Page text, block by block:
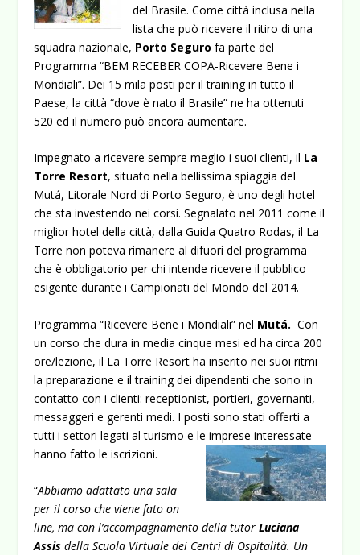
del Brasile. Come città inclusa nella
lista che può ricevere il ritiro di una
squadra nazionale, Porto Seguro fa parte del
Programma “BEM RECEBER COPA-Ricevere Bene i
Mondiali”. Dei 15 mila posti per il training in tutto il
Paese, la città “dove è nato il Brasile” ne ha ottenuti
520 ed il numero può ancora aumentare.
Impegnato a ricevere sempre meglio i suoi clienti, il La
Torre Resort, situato nella bellissima spiaggia del
Mutá, Litorale Nord di Porto Seguro, è uno degli hotel
che sta investendo nei corsi. Segnalato nel 2011 come il
miglior hotel della città, dalla Guida Quatro Rodas, il La
Torre non poteva rimanere al difuori del programma
che è obbligatorio per chi intende ricevere il pubblico
esigente durante i Campionati del Mondo del 2014.
Programma “Ricevere Bene i Mondiali” nel Mutá.Con
un corso che dura in media cinque mesi ed ha circa 200
ore/lezione, il La Torre Resort ha inserito nei suoi ritmi
la preparazione e il training dei dipendenti che sono in
contatto con i clienti: receptionist, portieri, governanti,
messaggeri e gerenti medi. I posti sono stati offerti a
tutti i settori legati al turismo e le imprese interessate
hanno fatto le iscrizioni.
“Abbiamo adattato una sala
per il corso che viene fato on
line, ma con l’accompagnamento della tutor Luciana
Assisdella Scuola Virtuale dei Centri di Ospitalità. Un